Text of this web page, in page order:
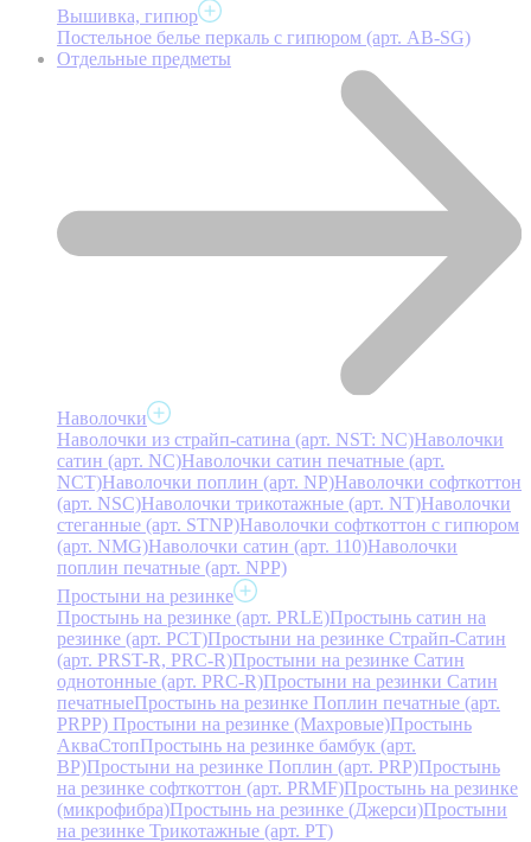
Вышивка, гипюр
Постельное белье перкаль с гипюром (арт. AB-SG)
Отдельные предметы
Наволочки
Наволочки из страйп-сатина (арт. NST: NC)Наволочки
сатин (арт. NC)Наволочки сатин печатные (арт.
NCT)Наволочки поплин (арт. NP)Наволочки софткоттон
(арт. NSC)Наволочки трикотажные (арт. NT)Наволочки
стеганные (арт. STNP)Наволочки софткоттон с гипюром
(арт. NMG)Наволочки сатин (арт. 110)Наволочки
поплин печатные (арт. NPP)
Простыни на резинке
Простынь на резинке (арт. PRLE)Простынь сатин на
резинке (арт. PCT)Простыни на резинке Страйп-Сатин
(арт. PRST-R, PRC-R)Простыни на резинке Сатин
однотонные (арт. PRC-R)Простыни на резинки Сатин
печатныеПростынь на резинке Поплин печатные (арт.
PRPP) Простыни на резинке (Махровые)Простынь
АкваСтопПростынь на резинке бамбук (арт.
BP)Простыни на резинке Поплин (арт. PRP)Простынь
на резинке софткоттон (арт. PRMF)Простынь на резинке
(микрофибра)Простынь на резинке (Джерси)Простыни
на резинке Трикотажные (арт. РТ)